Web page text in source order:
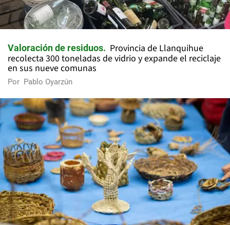
Valoración de residuos
Provincia de Llanquihue
recolecta 300 toneladas de vidrio y expande el reciclaje
en sus nueve comunas
Por Pablo Oyarzún